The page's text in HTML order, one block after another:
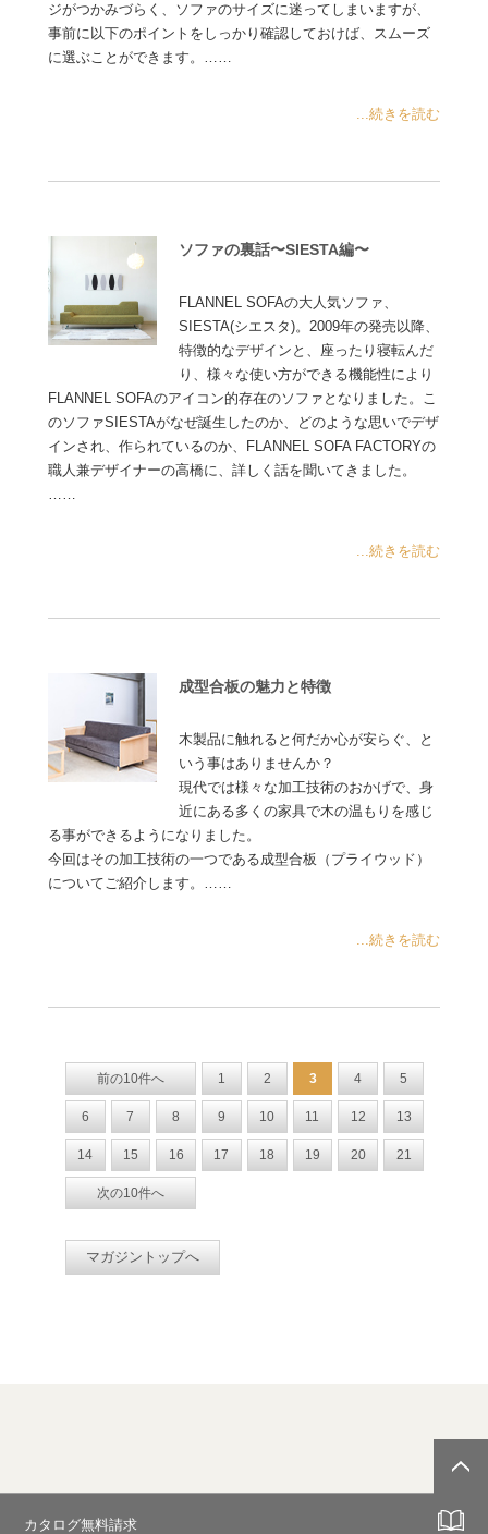
ジがつかみづらく、ソファのサイズに迷ってしまいますが、
事前に以下のポイントをしっかり確認しておけば、スムーズ
に選ぶことができます。……
...続きを読む
ソファの裏話〜SIESTA編〜
FLANNEL SOFAの大人気ソファ、
SIESTA(シエスタ)。2009年の発売以降、
特徴的なデザインと、座ったり寝転んだ
り、様々な使い方ができる機能性により
FLANNEL SOFAのアイコン的存在のソファとなりました。こ
のソファSIESTAがなぜ誕生したのか、どのような思いでデザ
インされ、作られているのか、FLANNEL SOFA FACTORYの
職人兼デザイナーの高橋に、詳しく話を聞いてきました。
……
...続きを読む
成型合板の魅力と特徴
木製品に触れると何だか心が安らぐ、と
いう事はありませんか？
現代では様々な加工技術のおかげで、身
近にある多くの家具で木の温もりを感じ
る事ができるようになりました。
今回はその加工技術の一つである成型合板（プライウッド）
についてご紹介します。……
...続きを読む
前の10件へ 1 2 3 4 5
6 7 8 9 10 11 12 13
14 15 16 17 18 19 20 21
次の10件へ
マガジントップへ
カタログ無料請求